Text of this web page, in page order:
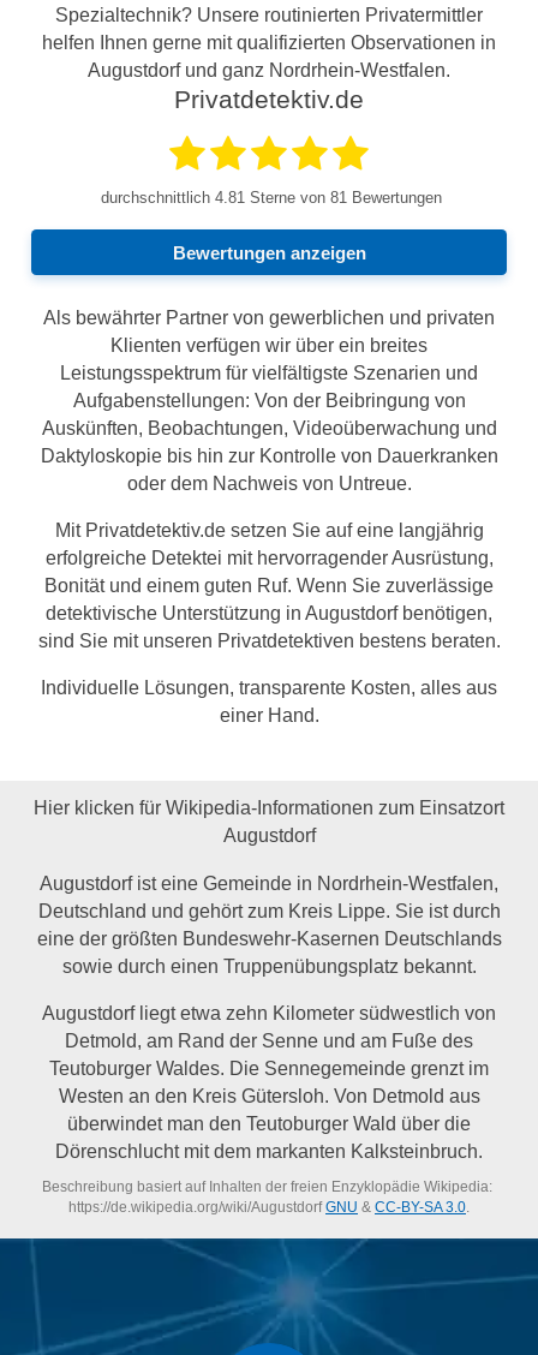
Spezialtechnik? Unsere routinierten Privatermittler
helfen Ihnen gerne mit qualifizierten Observationen in
Augustdorf und ganz Nordrhein-Westfalen.
Privatdetektiv.de
durchschnittlich 4.81 Sterne von 81 Bewertungen
Bewertungen anzeigen
Als bewährter Partner von gewerblichen und privaten
Klienten verfügen wir über ein breites
Leistungsspektrum für vielfältigste Szenarien und
Aufgabenstellungen: Von der Beibringung von
Auskünften, Beobachtungen, Videoüberwachung und
Daktyloskopie bis hin zur Kontrolle von Dauerkranken
oder dem Nachweis von Untreue.
Mit Privatdetektiv.de setzen Sie auf eine langjährig
erfolgreiche Detektei mit hervorragender Ausrüstung,
Bonität und einem guten Ruf. Wenn Sie zuverlässige
detektivische Unterstützung in Augustdorf benötigen,
sind Sie mit unseren Privatdetektiven bestens beraten.
Individuelle Lösungen, transparente Kosten, alles aus
einer Hand.
Hier klicken für Wikipedia-Informationen zum Einsatzort
Augustdorf
Augustdorf ist eine Gemeinde in Nordrhein-Westfalen,
Deutschland und gehört zum Kreis Lippe. Sie ist durch
eine der größten Bundeswehr-Kasernen Deutschlands
sowie durch einen Truppenübungsplatz bekannt.
Augustdorf liegt etwa zehn Kilometer südwestlich von
Detmold, am Rand der Senne und am Fuße des
Teutoburger Waldes. Die Sennegemeinde grenzt im
Westen an den Kreis Gütersloh. Von Detmold aus
überwindet man den Teutoburger Wald über die
Dörenschlucht mit dem markanten Kalksteinbruch.
Beschreibung basiert auf Inhalten der freien Enzyklopädie Wikipedia:
https://de.wikipedia.org/wiki/Augustdorf GNU & CC-BY-SA 3.0.